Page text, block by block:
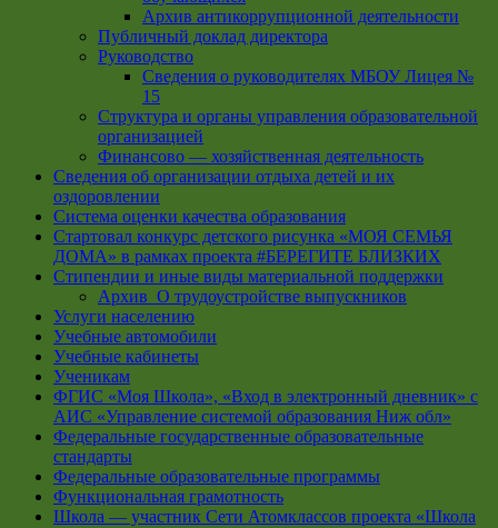
Архив антикоррупционной деятельности
Публичный доклад директора
Руководство
Cведения о руководителях МБОУ Лицея №
15
Структура и органы управления образовательной
организацией
Финансово — хозяйственная деятельность
Сведения об организации отдыха детей и их
оздоровлении
Система оценки качества образования
Стартовал конкурс детского рисунка «МОЯ СЕМЬЯ
ДОМА» в рамках проекта #БЕРЕГИТЕ БЛИЗКИХ
Стипендии и иные виды материальной поддержки
Архив_О трудоустройстве выпускников
Услуги населению
Учебные автомобили
Учебные кабинеты
Ученикам
ФГИС «Моя Школа», «Вход в электронный дневник» с
АИС «Управление системой образования Ниж обл»
Федеральные государственные образовательные
стандарты
Федеральные образовательные программы
Функциональная грамотность
Школа — участник Сети Атомклассов проекта «Школа